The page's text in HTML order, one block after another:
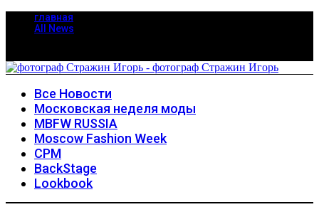
главная
All News
Все Новости
Московская неделя моды
MBFW RUSSIA
Moscow Fashion Week
CPM
BackStage
Lookbook